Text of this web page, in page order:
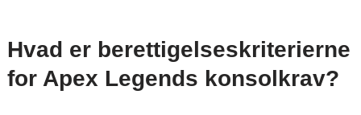
Hvad er berettigelseskriterierne
for Apex Legends konsolkrav?